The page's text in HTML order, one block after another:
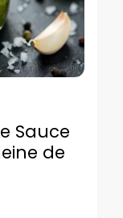
Sauce
de